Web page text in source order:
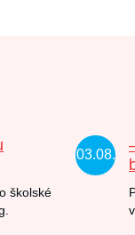
školské
03.08.